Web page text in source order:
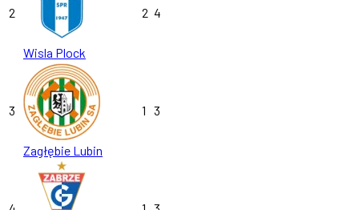
2
Wisla Plock
2 4
3
Zagłębie Lubin
1 3